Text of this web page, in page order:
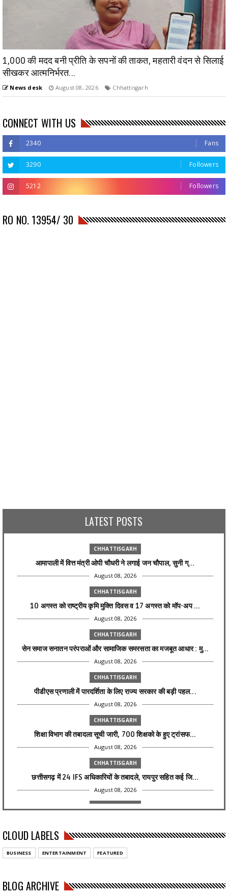
1,000 की मदद बनी प्रीति के सपनों की ताकत, महतारी वंदन से सिलाई
सीखकर आत्मनिर्भरत...
News desk August 08, 2026 Chhattisgarh
CONNECT WITH US
2340 Fans
3290 Followers
5212 Followers
RO NO. 13954/ 30
LATEST POSTS
CHHATTISGARH
आमापाली में वित्त मंत्री ओपी चौधरी ने लगाई जन चौपाल, सुनी ग्...
August 08, 2026
CHHATTISGARH
10 अगस्त को राष्ट्रीय कृमि मुक्ति दिवस व 17 अगस्त को मॉप-अप ...
August 08, 2026
CHHATTISGARH
सेन समाज सनातन परंपराओं और सामाजिक समरसता का मजबूत आधार : मु...
August 08, 2026
CHHATTISGARH
पीडीएस प्रणाली में पारदर्शिता के लिए राज्य सरकार की बड़ी पहल...
August 08, 2026
CHHATTISGARH
शिक्षा विभाग की तबादला सूची जारी, 700 शिक्षको के हुए ट्रांसफ...
August 08, 2026
CHHATTISGARH
छत्तीसगढ़ में 24 IFS अधिकारियों के तबादले, रायपुर सहित कई जि...
August 08, 2026
CHHATTISGARH
August 08, 2026
CHHATTISGARH
CLOUD LABELS
BUSINESS ENTERTAINMENT FEATURED
BLOG ARCHIVE